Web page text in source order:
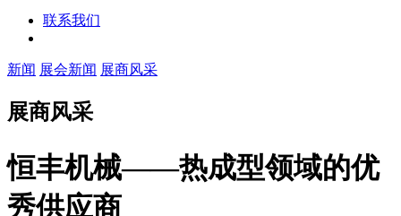
联系我们
新闻 展会新闻 展商风采
展商风采
恒丰机械——热成型领域的优
秀供应商